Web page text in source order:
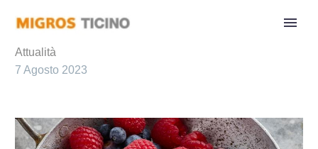
Attualità
7 Agosto 2023